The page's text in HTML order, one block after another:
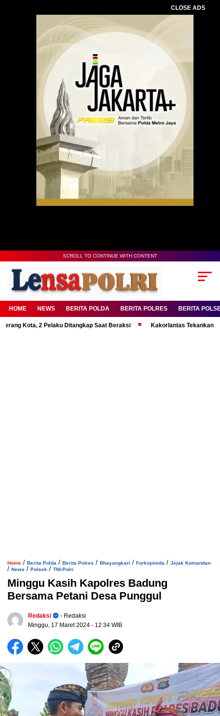
CLOSE ADS
SCROLL TO CONTINUE WITH CONTENT
HOME NEWS BERITA POLDA BERITA POLRES BERITA
2 Pelaku Ditangkap Saat Beraksi Kakorlantas Tekankan Mental Kuat
Home / Berita Polda / Berita Polres / Bhayangkari / Forkopimda / Jejak Komandan
/ News / Polsek / TNI-Polri
Minggu Kasih Kapolres Badung
Bersama Petani Desa Punggul
Redaksi
- Redaksi
Minggu, 17 Maret 2024 - 12:34 WIB